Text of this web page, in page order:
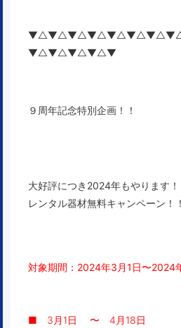
▼△▼△▼△▼△▼
９周年記念特別企画！！
大好評につき2024年もやります！
レンタル器材無料キャンペーン！！
対象期間：2024年3月1日〜2024
■ 3月1日 〜 4月18日